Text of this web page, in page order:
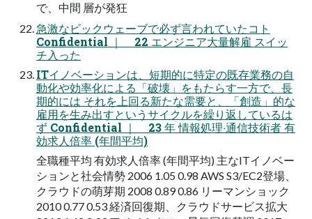
で、中間 層が発狂
急激なビックウェーブで必ず⾔われていたコト
Confidential ｜ 22 エンジニア⼤量解雇 スイッ
チ⼊った
ITイノベーションは、短期的に特定の既存業務の⾃
動化や効率化による「破壊」をもたらす⼀⽅で、⻑
期的には それを上回る新たな需要と、「創造」的な
雇⽤を⽣み出すというサイクルを繰り返しているは
ず Confidential ｜ 23 年 情報処理‧通信技術者 有
効求⼈倍率 (年間平均)
全職種平均 有効求⼈倍率 (年間平均) 主なITイノベー
ションと社会情勢 2006 1.05 0.98 AWS S3/EC2登場、
クラウドの萌芽期 2008 0.89 0.86 リーマンショック
2010 0.77 0.53 経済回復期、クラウドサービス拡⼤